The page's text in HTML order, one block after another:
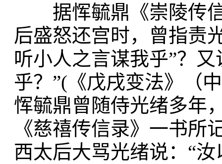
据恽毓鼎《崇陵传信
后盛怒还宫时，曾指责
听小人之言谋我乎”？
乎？”( 《戊戌变法》（
恽毓鼎曾随侍光绪多年
《慈禧传信录》一书所
西太后大骂光绪说：“